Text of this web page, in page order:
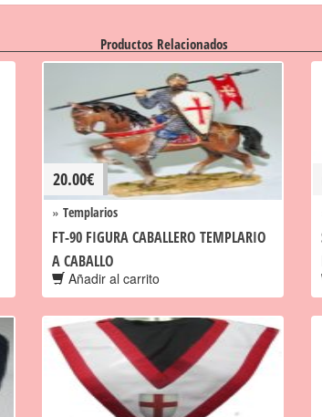
Productos Relacionados
20.00€
» Templarios
FT-90 FIGURA CABALLERO TEMPLARIO
A CABALLO
Añadir al carrito